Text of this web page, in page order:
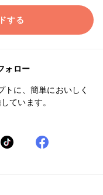
する
ォロー
トに、簡単においしく
ています。